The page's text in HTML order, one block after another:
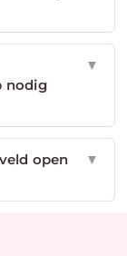
nodig
▼
open
▼